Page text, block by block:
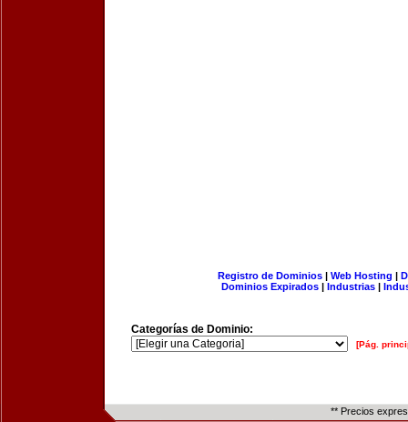
Registro de Dominios| Web Hosting |
Dominios Expirados | Industrias |
Categorías de Dominio:
[Pág.
** Precios